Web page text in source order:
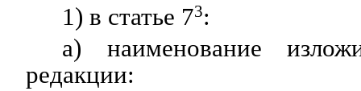
1) в статье 73:
а) наименование
редакции: